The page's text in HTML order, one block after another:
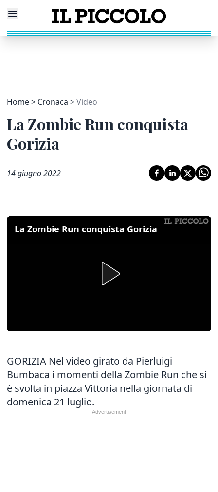
Home Cronaca Video
La Zombie Run conquista
Gorizia
14 giugno 2022
La Zombie Run conquista Gorizia
GORIZIA Nel video girato da Pierluigi
Bumbaca i momenti della Zombie Run che si
è svolta in piazza Vittoria nella giornata di
domenica 21 luglio.